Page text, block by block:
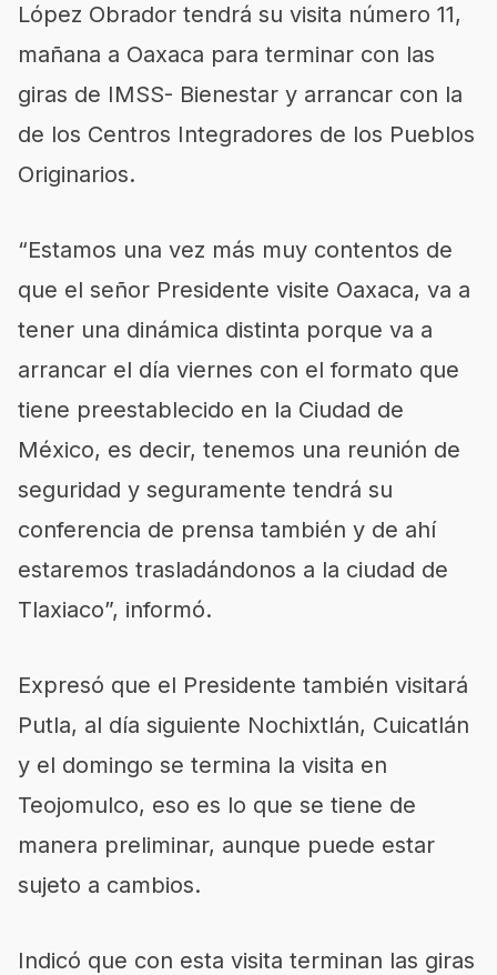
López Obrador tendrá su visita número 11,
mañana a Oaxaca para terminar con las
giras de IMSS- Bienestar y arrancar con la
de los Centros Integradores de los Pueblos
Originarios.
“Estamos una vez más muy contentos de
que el señor Presidente visite Oaxaca, va a
tener una dinámica distinta porque va a
arrancar el día viernes con el formato que
tiene preestablecido en la Ciudad de
México, es decir, tenemos una reunión de
seguridad y seguramente tendrá su
conferencia de prensa también y de ahí
estaremos trasladándonos a la ciudad de
Tlaxiaco”, informó.
Expresó que el Presidente también visitará
Putla, al día siguiente Nochixtlán, Cuicatlán
y el domingo se termina la visita en
Teojomulco, eso es lo que se tiene de
manera preliminar, aunque puede estar
sujeto a cambios.
Indicó que con esta visita terminan las giras